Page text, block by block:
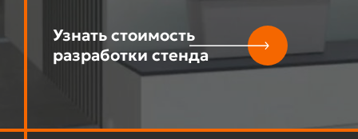
Узнать стоимость
разработки стенда